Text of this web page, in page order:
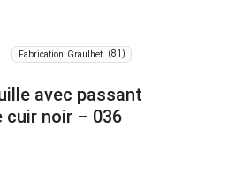
Fabrication: Graulhet (81)
avec passant
cuir noir – 036